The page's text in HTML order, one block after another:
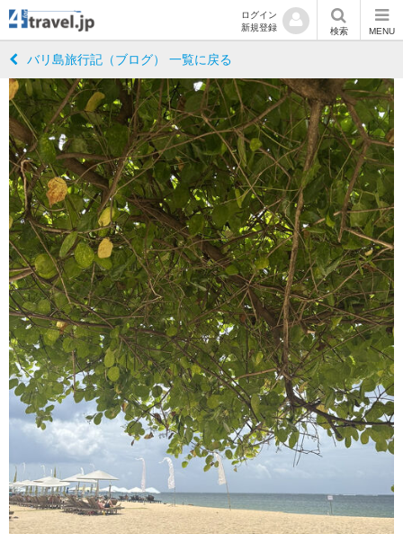
ログイン
新規登録
検索 MENU
バリ島旅行記（ブログ） 一覧に戻る